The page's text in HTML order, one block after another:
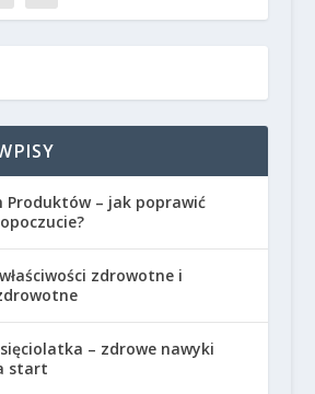
Produktów – jak poprawić
zdrowotne i
– zdrowe nawyki
start